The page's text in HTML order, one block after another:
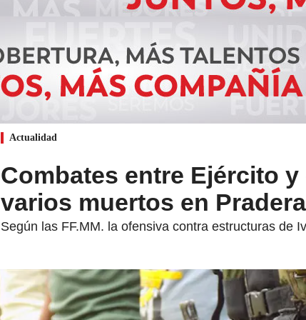
Actualidad
Combates entre Ejército
varios muertos en
Según las FF.MM. la ofensiva contra estructuras de